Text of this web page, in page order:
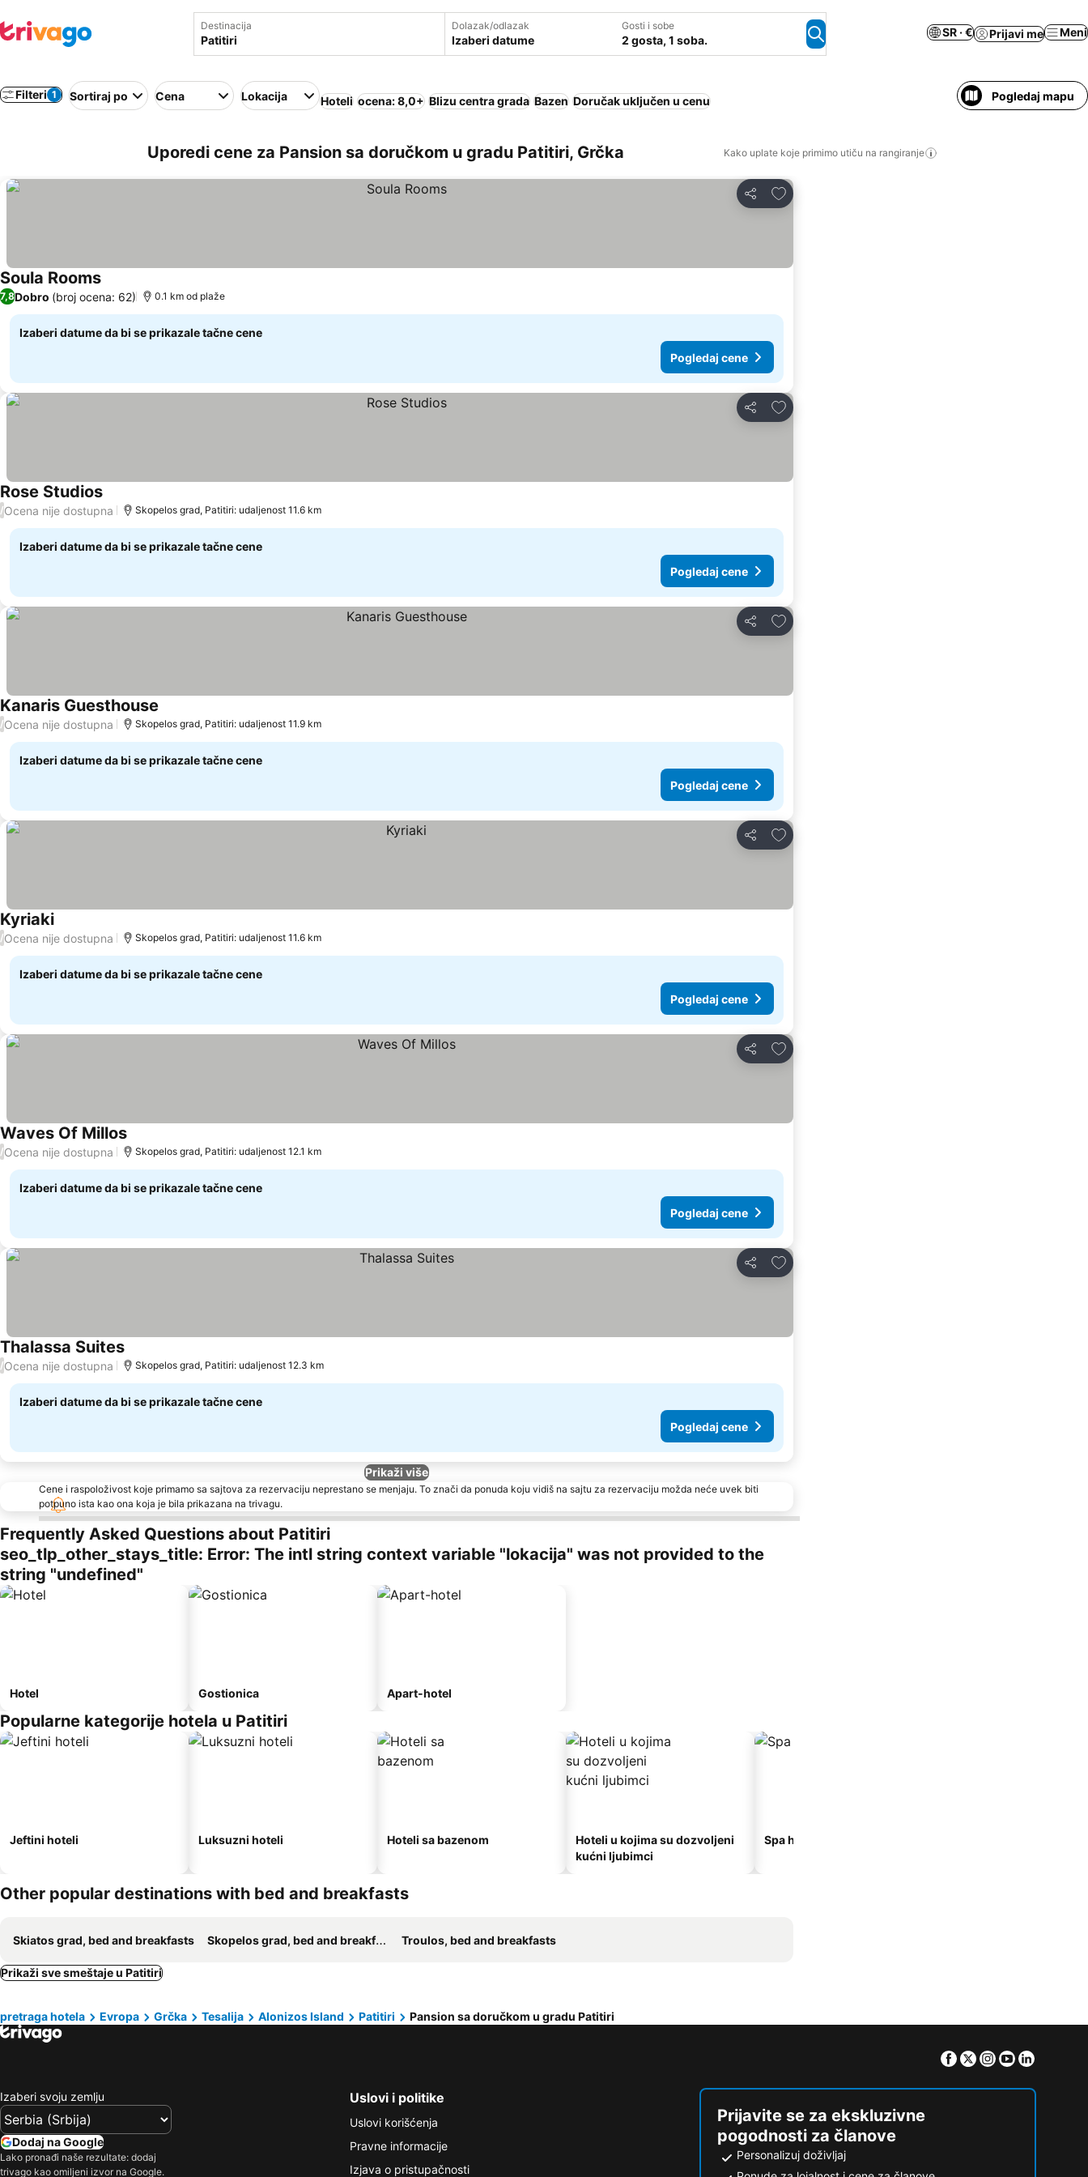
Destinacija Dolazak/odlazak
Izaberi datume
Gosti i sobe
2 gosta, 1 soba.
SR · € Prijavi me Meni
Filteri 1 Sortiraj po Cena Lokacija Hoteli ocena: 8,0+ Blizu centra grada Bazen Doručak uključen u cenu Pogledaj mapu
Uporedi cene za Pansion sa doručkom u gradu Patitiri, Grčka Kako uplate koje primimo utiču na rangiranje
Deli
Dodati u favorite
Soula Rooms
7,8Dobro (broj ocena: 62) 0.1 km od plaže
Izaberi datume da bi se prikazale tačne cene
Pogledaj cene
Deli
Dodati u favorite
Rose Studios
/Ocena nije dostupna Skopelos grad, Patitiri: udaljenost 11.6 km
Izaberi datume da bi se prikazale tačne cene
Pogledaj cene
Deli
Dodati u favorite
Kanaris Guesthouse
/Ocena nije dostupna Skopelos grad, Patitiri: udaljenost 11.9 km
Izaberi datume da bi se prikazale tačne cene
Pogledaj cene
Deli
Dodati u favorite
Kyriaki
/Ocena nije dostupna Skopelos grad, Patitiri: udaljenost 11.6 km
Izaberi datume da bi se prikazale tačne cene
Pogledaj cene
Deli
Dodati u favorite
Waves Of Millos
/Ocena nije dostupna Skopelos grad, Patitiri: udaljenost 12.1 km
Izaberi datume da bi se prikazale tačne cene
Pogledaj cene
Deli
Dodati u favorite
Thalassa Suites
/Ocena nije dostupna Skopelos grad, Patitiri: udaljenost 12.3 km
Izaberi datume da bi se prikazale tačne cene
Pogledaj cene
Prikaži više
Cene i raspoloživost koje primamo sa sajtova za rezervaciju neprestano se menjaju. To znači da ponuda koju vidiš na sajtu za rezervaciju možda neće uvek biti
potpuno ista kao ona koja je bila prikazana na trivagu.
Frequently Asked Questions about Patitiri
seo_tlp_other_stays_title: Error: The intl string context variable "lokacija" was not provided to the
string "undefined"
Hotel Gostionica Apart-hotel
Popularne kategorije hotela u Patitiri
Jeftini hoteli Luksuzni hoteli Hoteli sa bazenom
Hoteli u kojima su dozvoljeni
kućni ljubimci
Spa hoteli
Other popular destinations with bed and breakfasts
Skiatos grad, bed and breakfasts Skopelos grad, bed and breakfasts Troulos, bed and breakfasts
Prikaži sve smeštaje u Patitiri
pretraga hotela Evropa Grčka Tesalija Alonizos Island Patitiri Pansion sa doručkom u gradu Patitiri
Facebook
TwitterInstagram
Youtube
Izaberi svoju zemlju
Dodaj na Google
Lako pronađi naše rezultate: dodaj
trivago kao omiljeni izvor na Google.
Uslovi i politike
Uslovi korišćenja
Pravne informacije
Izjava o pristupačnosti
Prijavite se za ekskluzivne
pogodnosti za članove
Personalizuj doživljaj